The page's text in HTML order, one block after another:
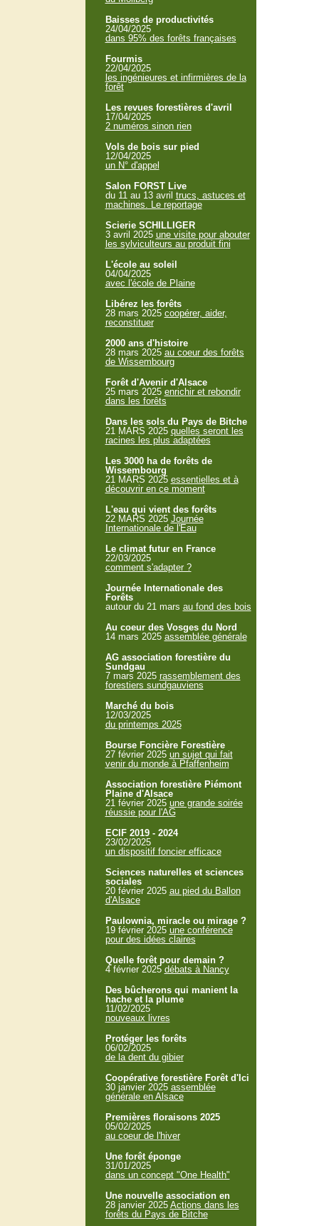
Baisses de productivités
24/04/2025
dans 95% des forêts françaises
Fourmis
22/04/2025
les ingénieures et infirmières de la
forêt
Les revues forestières d'avril
17/04/2025
2 numéros sinon rien
Vols de bois sur pied
12/04/2025
un N° d'appel
Salon FORST Live
du 11 au 13 avril trucs, astuces et
machines. Le reportage
Scierie SCHILLIGER
3 avril 2025 une visite pour abouter
les sylviculteurs au produit fini
L'école au soleil
04/04/2025
avec l'école de Plaine
Libérez les forêts
28 mars 2025 coopérer, aider,
reconstituer
2000 ans d'histoire
28 mars 2025 au coeur des forêts
de Wissembourg
Forêt d'Avenir d'Alsace
25 mars 2025 enrichir et rebondir
dans les forêts
Dans les sols du Pays de Bitche
21 MARS 2025 quelles seront les
racines les plus adaptées
Les 3000 ha de forêts de
Wissembourg
21 MARS 2025 essentielles et à
découvrir en ce moment
L'eau qui vient des forêts
22 MARS 2025 Journée
Internationale de l'Eau
Le climat futur en France
22/03/2025
comment s'adapter ?
Journée Internationale des
Forêts
autour du 21 mars au fond des bois
Au coeur des Vosges du Nord
14 mars 2025 assemblée générale
AG association forestière du
Sundgau
7 mars 2025 rassemblement des
forestiers sundgauviens
Marché du bois
12/03/2025
du printemps 2025
Bourse Foncière Forestière
27 février 2025 un sujet qui fait
venir du monde à Pfaffenheim
Association forestière Piémont
Plaine d'Alsace
21 février 2025 une grande soirée
réussie pour l'AG
ECIF 2019 - 2024
23/02/2025
un dispositif foncier efficace
Sciences naturelles et sciences
sociales
20 février 2025 au pied du Ballon
d'Alsace
Paulownia, miracle ou mirage ?
19 février 2025 une conférence
pour des idées claires
Quelle forêt pour demain ?
4 février 2025 débats à Nancy
Des bûcherons qui manient la
hache et la plume
11/02/2025
nouveaux livres
Protéger les forêts
06/02/2025
de la dent du gibier
Coopérative forestière Forêt d'Ici
30 janvier 2025 assemblée
générale en Alsace
Premières floraisons 2025
05/02/2025
au coeur de l'hiver
Une forêt éponge
31/01/2025
dans un concept "One Health"
Une nouvelle association en
28 janvier 2025 Actions dans les
forêts du Pays de Bitche